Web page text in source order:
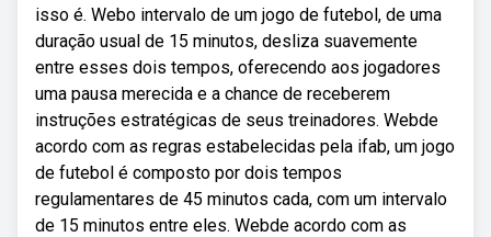
isso é. Webo intervalo de um jogo de futebol, de uma
duração usual de 15 minutos, desliza suavemente
entre esses dois tempos, oferecendo aos jogadores
uma pausa merecida e a chance de receberem
instruções estratégicas de seus treinadores. Webde
acordo com as regras estabelecidas pela ifab, um jogo
de futebol é composto por dois tempos
regulamentares de 45 minutos cada, com um intervalo
de 15 minutos entre eles. Webde acordo com as